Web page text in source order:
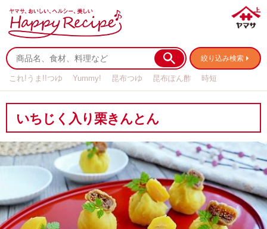
絞り込み検索
これ!うま!!つゆ Yummy! 昆布つゆ 昆布ぽん酢
時短
いちじく入り栗きんとん